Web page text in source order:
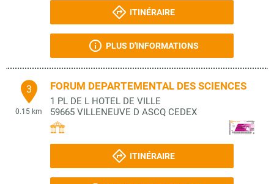
ITINÉRAIRE
PLUS D'INFORMATIONS
3
0.15 km
FORUM DEPARTEMENTAL DES SCIENCES
1 PL DE L HOTEL DE VILLE
59665 VILLENEUVE D ASCQ CEDEX
ITINÉRAIRE